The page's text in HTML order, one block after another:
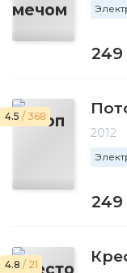
4.5 / 368
2012
4.8 / 21